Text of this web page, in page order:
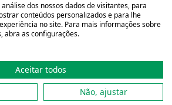
2001 - 2026 Unimed do
- Todos os direitos reservados
dos nossos dados de visitantes, para
conteúdos personalizados e para lhe
no site. Para mais informações sobre
abra as configurações.
Aceitar todos
Não, ajustar